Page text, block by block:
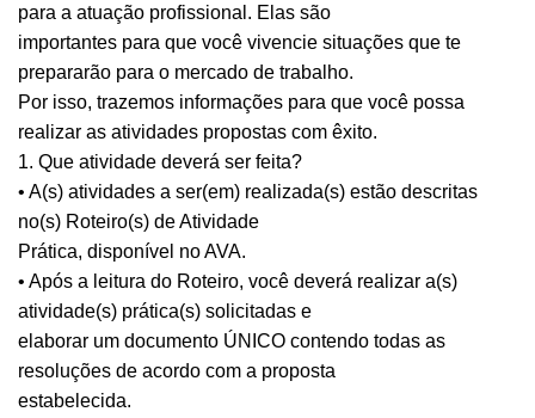
para a atuação profissional. Elas são
importantes para que você vivencie situações que te
prepararão para o mercado de trabalho.
Por isso, trazemos informações para que você possa
realizar as atividades propostas com êxito.
1. Que atividade deverá ser feita?
• A(s) atividades a ser(em) realizada(s) estão descritas
no(s) Roteiro(s) de Atividade
Prática, disponível no AVA.
• Após a leitura do Roteiro, você deverá realizar a(s)
atividade(s) prática(s) solicitadas e
elaborar um documento ÚNICO contendo todas as
resoluções de acordo com a proposta
estabelecida.